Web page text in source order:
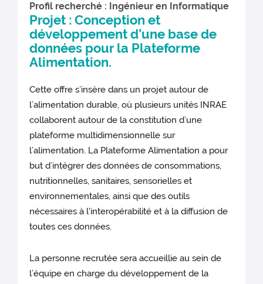
Profil recherché : Ingénieur en Informatique
Projet : Conception et
développement d’une base de
données pour la Plateforme
Alimentation.
Cette offre s’insère dans un projet autour de
l’alimentation durable, où plusieurs unités INRAE
collaborent autour de la constitution d’une
plateforme multidimensionnelle sur
l’alimentation. La Plateforme Alimentation a pour
but d’intégrer des données de consommations,
nutritionnelles, sanitaires, sensorielles et
environnementales, ainsi que des outils
nécessaires à l'interopérabilité et à la diffusion de
toutes ces données.
La personne recrutée sera accueillie au sein de
l’équipe en charge du développement de la